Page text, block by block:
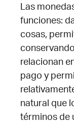
Las
funciones:
cosas,
relacionan
pago y
natural que
términos de